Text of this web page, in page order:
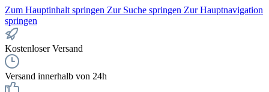
Zum Hauptinhalt springen Zur Suche springen Zur Hauptnavigation
springen
Kostenloser Versand
Versand innerhalb von 24h